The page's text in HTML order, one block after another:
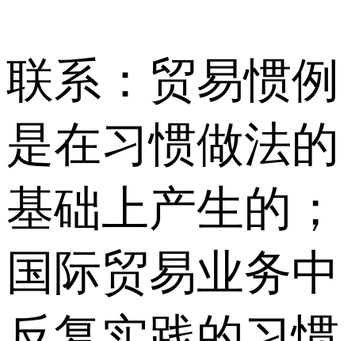
联系：贸易惯例
是在习惯做法的
基础上产生的；
国际贸易业务中